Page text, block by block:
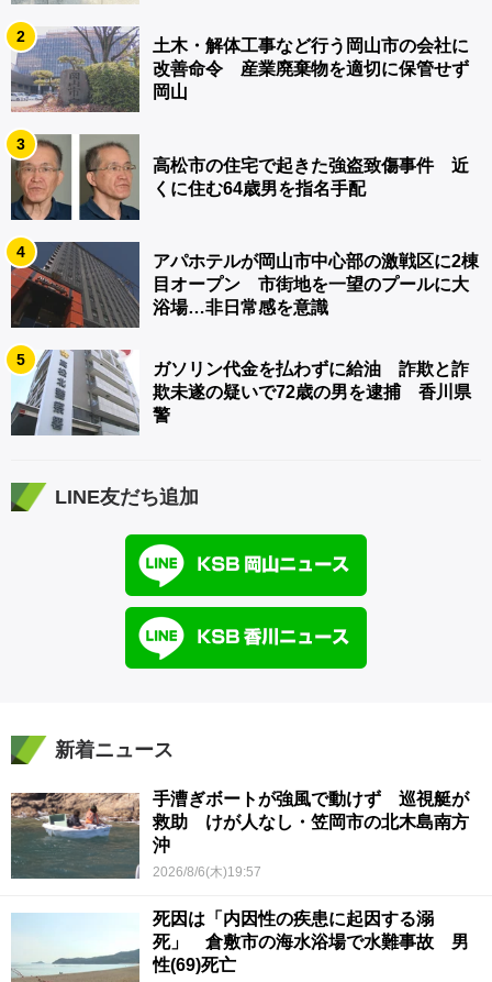
2
土木・解体工事など行う岡山市の会社に
改善命令 産業廃棄物を適切に保管せず
岡山
3
高松市の住宅で起きた強盗致傷事件 近
くに住む64歳男を指名手配
4
アパホテルが岡山市中心部の激戦区に2棟
目オープン 市街地を一望のプールに大
浴場…非日常感を意識
5
ガソリン代金を払わずに給油 詐欺と詐
欺未遂の疑いで72歳の男を逮捕 香川県
警
LINE友だち追加
新着ニュース
手漕ぎボートが強風で動けず 巡視艇が
救助 けが人なし・笠岡市の北木島南方
沖
2026/8/6(木)19:57
死因は「内因性の疾患に起因する溺
死」 倉敷市の海水浴場で水難事故 男
性(69)死亡